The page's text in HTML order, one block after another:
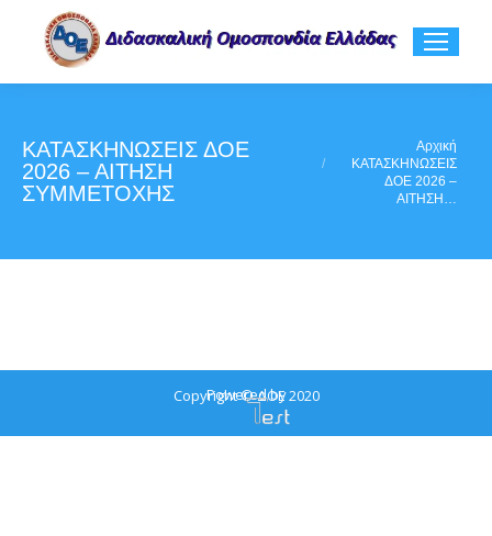
ΚΑΤΑΣΚΗΝΩΣΕΙΣ ΔΟΕ
2026 – ΑΙΤΗΣΗ
ΣΥΜΜΕΤΟΧΗΣ
Αρχική
ΚΑΤΑΣΚΗΝΩΣΕΙΣ
ΔΟΕ 2026 –
ΑΙΤΗΣΗ…
Copyright © ΔΟΕ 2020
Powered by